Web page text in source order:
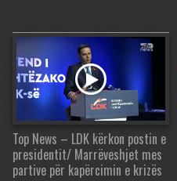
Top News – LDK kërkon postin e
presidentit/ Marrëveshjet mes
partive për kapërcimin e krizës